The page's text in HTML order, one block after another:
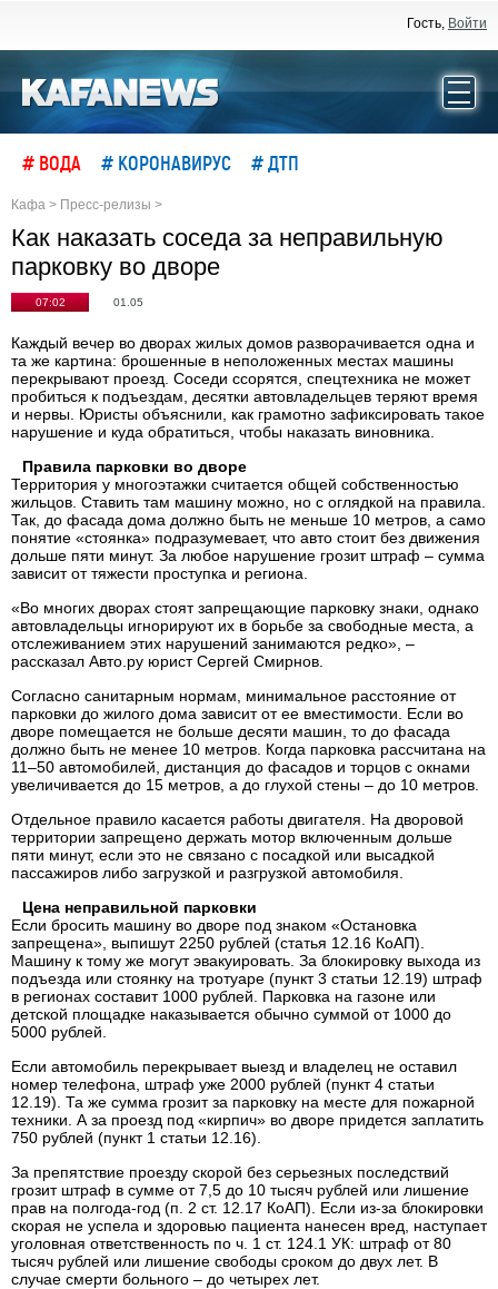
Гость, Войти
# ВОДА # КОРОНАВИРУС # ДТП
Кафа > Пресс-релизы >
Как наказать соседа за неправильную
парковку во дворе
07:02 01.05
Каждый вечер во дворах жилых домов разворачивается одна и
та же картина: брошенные в неположенных местах машины
перекрывают проезд. Соседи ссорятся, спецтехника не может
пробиться к подъездам, десятки автовладельцев теряют время
и нервы. Юристы объяснили, как грамотно зафиксировать такое
нарушение и куда обратиться, чтобы наказать виновника.
Правила парковки во дворе
Территория у многоэтажки считается общей собственностью
жильцов. Ставить там машину можно, но с оглядкой на правила.
Так, до фасада дома должно быть не меньше 10 метров, а само
понятие «стоянка» подразумевает, что авто стоит без движения
дольше пяти минут. За любое нарушение грозит штраф – сумма
зависит от тяжести проступка и региона.
«Во многих дворах стоят запрещающие парковку знаки, однако
автовладельцы игнорируют их в борьбе за свободные места, а
отслеживанием этих нарушений занимаются редко», –
рассказал Авто.ру юрист Сергей Смирнов.
Согласно санитарным нормам, минимальное расстояние от
парковки до жилого дома зависит от ее вместимости. Если во
дворе помещается не больше десяти машин, то до фасада
должно быть не менее 10 метров. Когда парковка рассчитана на
11–50 автомобилей, дистанция до фасадов и торцов с окнами
увеличивается до 15 метров, а до глухой стены – до 10 метров.
Отдельное правило касается работы двигателя. На дворовой
территории запрещено держать мотор включенным дольше
пяти минут, если это не связано с посадкой или высадкой
пассажиров либо загрузкой и разгрузкой автомобиля.
Цена неправильной парковки
Если бросить машину во дворе под знаком «Остановка
запрещена», выпишут 2250 рублей (статья 12.16 КоАП).
Машину к тому же могут эвакуировать. За блокировку выхода из
подъезда или стоянку на тротуаре (пункт 3 статьи 12.19) штраф
в регионах составит 1000 рублей. Парковка на газоне или
детской площадке наказывается обычно суммой от 1000 до
5000 рублей.
Если автомобиль перекрывает выезд и владелец не оставил
номер телефона, штраф уже 2000 рублей (пункт 4 статьи
12.19). Та же сумма грозит за парковку на месте для пожарной
техники. А за проезд под «кирпич» во дворе придется заплатить
750 рублей (пункт 1 статьи 12.16).
За препятствие проезду скорой без серьезных последствий
грозит штраф в сумме от 7,5 до 10 тысяч рублей или лишение
прав на полгода-год (п. 2 ст. 12.17 КоАП). Если из-за блокировки
скорая не успела и здоровью пациента нанесен вред, наступает
уголовная ответственность по ч. 1 ст. 124.1 УК: штраф от 80
тысяч рублей или лишение свободы сроком до двух лет. В
случае смерти больного – до четырех лет.